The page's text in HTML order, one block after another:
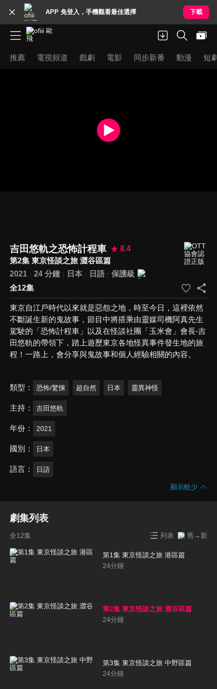
APP 免登入，手機觀看最佳選擇 下載
推薦 電視頻道 戲劇 電影 同步新番 動漫 短
吉田悠軌之恐怖計程車
8.4
第2集 東京怪談之旅 澀谷區篇
2021
24 分鐘 日本 日語
保護級
全12集
東京自江戶時代以來就是惡怨之地，時至今日，這裡依然
不斷誕生新的鬼故事，節目中將搭乘由靈媒司機阿真先生
駕駛的「恐怖計程車」以及在怪談社團「玉米會」會長-吉
田悠軌的帶領下，踏上遊歷東京各地怪異事件發生地的旅
程！一路上，會分享與鬼故事和個人經驗相關的內容。
類型 恐怖/驚悚 超自然 日本 靈異神怪
主持 吉田悠軌
年份 2021
國別 日本
語言 日語
顯示較少
劇集列表
全12集 列表 舊→新
第1集 東京怪談之旅 港區篇
24分鐘
第2集 東京怪談之旅 澀谷區篇
24分鐘
第3集 東京怪談之旅 中野區篇
24分鐘